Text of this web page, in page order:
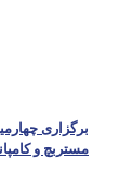
برگزاری
مستربچ و